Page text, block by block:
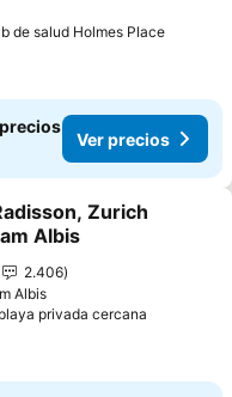
de salud Holmes PlaceVer
Ver precios
a favoritos
Zurich
Albis
2.406
Albis
privada cercana